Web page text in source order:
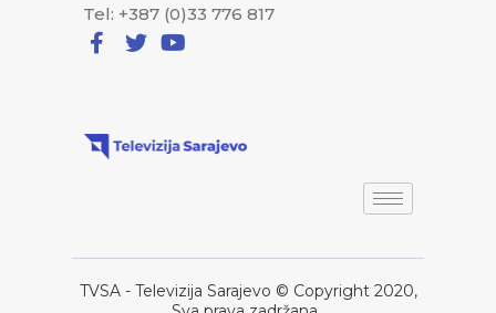
Tel: +387 (0)33 776 817
TVSA - Televizija Sarajevo © Copyright 2020,